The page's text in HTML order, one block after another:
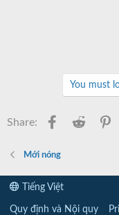
You must
Share: Facebook
Reddit
Mới nóng
Tiếng Việt
Quy định và Nội quy